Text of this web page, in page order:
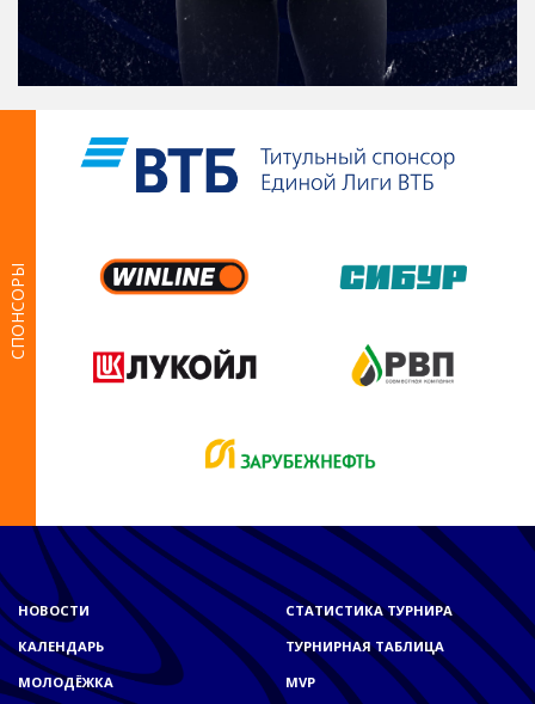
СПОНСОРЫ
НОВОСТИ
КАЛЕНДАРЬ
МОЛОДЁЖКА
СТАТИСТИКА ТУРНИРА
ТУРНИРНАЯ ТАБЛИЦА
MVP